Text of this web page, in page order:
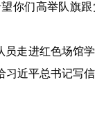
你们高举队旗
走进红色场馆
习近平总书记写